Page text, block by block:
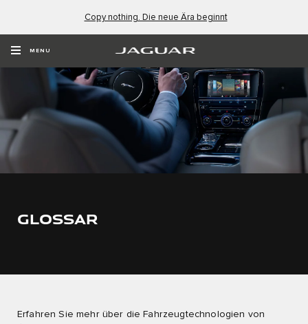
Copy nothing. Die neue Ära beginnt
MENU
GLOSSAR
Erfahren Sie mehr über die Fahrzeugtechnologien von